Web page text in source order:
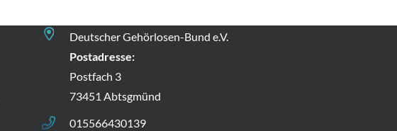
Deutscher Gehörlosen-Bund e.V.
Postadresse:
Postfach 3
73451 Abtsgmünd
015566430139